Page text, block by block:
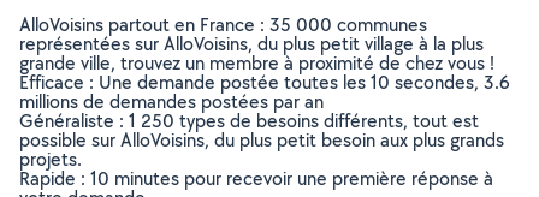
AlloVoisins partout en France : 35 000 communes
représentées sur AlloVoisins, du plus petit village à la plus
grande ville, trouvez un membre à proximité de chez vous !
Efficace : Une demande postée toutes les 10 secondes, 3.6
millions de demandes postées par an
Généraliste : 1 250 types de besoins différents, tout est
possible sur AlloVoisins, du plus petit besoin aux plus grands
projets.
Rapide : 10 minutes pour recevoir une première réponse à